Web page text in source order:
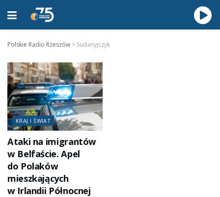
Polskie Radio Rzeszów > Sudanyjczyk
KRAJ I ŚWIAT
Ataki na imigrantów
w Belfaście. Apel
do Polaków
mieszkających
w Irlandii Północnej